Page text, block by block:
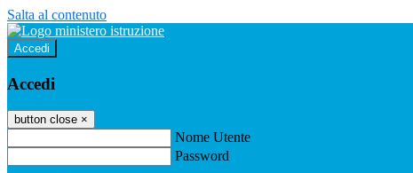
Salta al contenuto
Accedi
Accedi
button close ×
Nome Utente
Password